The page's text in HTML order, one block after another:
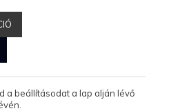
a beállításodat a lap alján lévő